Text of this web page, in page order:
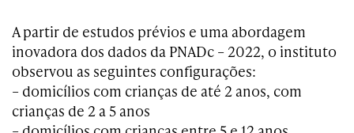
A partir de estudos prévios e uma abordagem
inovadora dos dados da PNADc – 2022, o instituto
observou as seguintes configurações:
– domicílios com crianças de até 2 anos, com
crianças de 2 a 5 anos